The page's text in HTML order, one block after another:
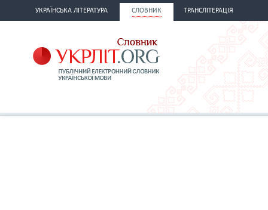
УКРАЇНСЬКА ЛІТЕРАТУРА СЛОВНИК ТРАНСЛІТЕРАЦІЯ